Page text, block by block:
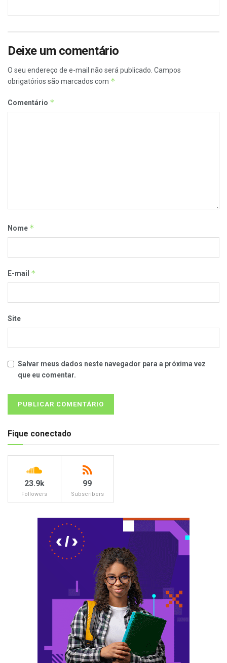
Deixe um comentário
O seu endereço de e-mail não será publicado. Campos
obrigatórios são marcados com *
Comentário *
Nome *
E-mail *
Site
Salvar meus dados neste navegador para a próxima vez
que eu comentar.
Fique conectado
23.9k
Followers
99
Subscribers